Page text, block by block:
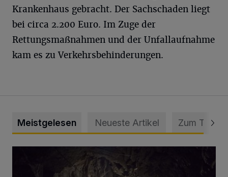
Krankenhaus gebracht. Der Sachschaden liegt
bei circa 2.200 Euro. Im Zuge der
Rettungsmaßnahmen und der Unfallaufnahme
kam es zu Verkehrsbehinderungen.
Meistgelesen Neueste Artikel Zum Thema